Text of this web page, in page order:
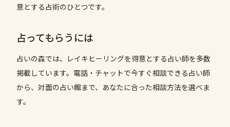
意とする占術のひとつです。
占ってもらうには
占いの森では、 レイキヒーリングを得意とする占い師を多数
掲載しています。電話・チャットで今すぐ相談できる占い師
から、対面の占い館まで、あなたに合った相談方法を選べま
す。